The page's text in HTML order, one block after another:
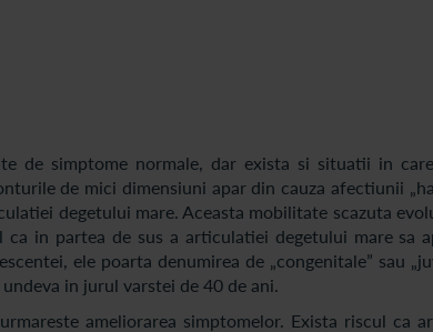
de simptome normale, dar exista si situatii in
de mici dimensiuni apar din cauza afectiunii
degetului mare. Aceasta mobilitate scazuta
in partea de sus a articulatiei degetului mare sa
ele poarta denumirea de „congenitale” sau
in jurul varstei de 40 de ani.
ameliorarea simptomelor. Exista riscul ca